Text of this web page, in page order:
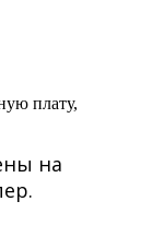
плату,
на